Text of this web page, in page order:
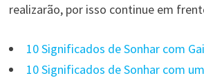
realizarão, por isso continue em
10 Significados de Sonhar com
10 Significados de Sonhar com